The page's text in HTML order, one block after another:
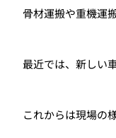
骨材運搬や重機運
最近では、新しい
これからは現場の